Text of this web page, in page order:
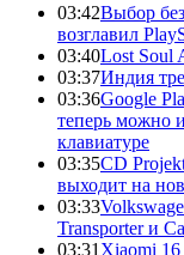
03:42Выбор
возглавил
03:40Lost Soul
03:37Индия
03:36Google
теперь можно
клавиатуре
03:35CD
выходит на
03:33
Transporter и
03:31 Xiaomi